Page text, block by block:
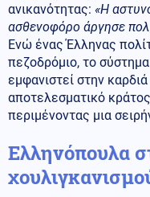
ανικανότητας: «Η
ασθενοφόρο άργησε
Ενώ ένας Έλληνας
πεζοδρόμιο, το
εμφανιστεί στην
αποτελεσματικό
περιμένοντας μια
Ελληνόπουλα